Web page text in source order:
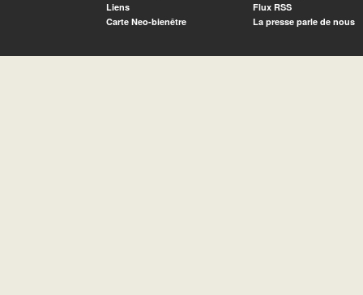
Liens
Carte Neo-bienêtre
Flux RSS
La presse parle de nous